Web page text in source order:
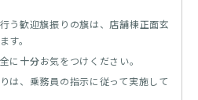
う歓迎旗振りの旗は、店舗棟正面玄
す。
に 十分お気をつけください。
は、乗務員の指示に従って実施して